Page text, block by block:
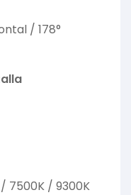
/ 178°
7500K / 9300K